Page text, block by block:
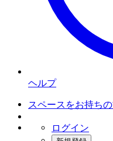
ヘルプ
スペースをお持ち
ログイン